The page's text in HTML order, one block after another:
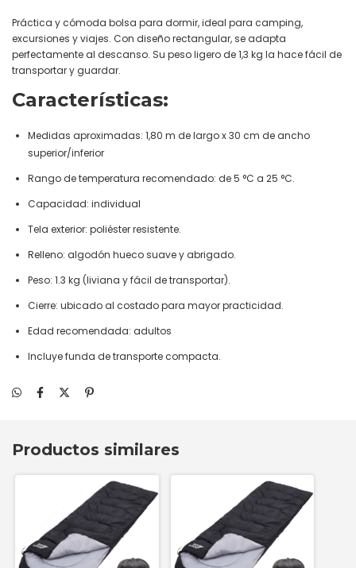
Práctica y cómoda bolsa para dormir, ideal para camping,
excursiones y viajes. Con diseño rectangular, se adapta
perfectamente al descanso. Su peso ligero de 1,3 kg la hace fácil de
transportar y guardar.
Características:
Medidas aproximadas: 1,80 m de largo x 30 cm de ancho
superior/inferior
Rango de temperatura recomendado: de 5 °C a 25 °C.
Capacidad: individual
Tela exterior: poliéster resistente.
Relleno: algodón hueco suave y abrigado.
Peso: 1.3 kg (liviana y fácil de transportar).
Cierre: ubicado al costado para mayor practicidad.
Edad recomendada: adultos
Incluye funda de transporte compacta.
Productos similares